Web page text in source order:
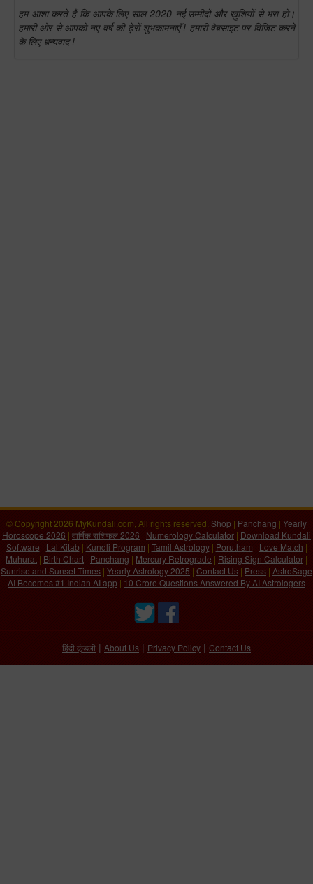
हम आशा करते हैं कि आपके लिए साल 2020 नई उम्मीदों और ख़ुशियों से भरा हो।
हमारी ओर से आपको नए वर्ष की ढ़ेरों शुभकामनाएँ ! हमारी वेबसाइट पर विजिट करने
के लिए धन्यवाद !
© Copyright 2026 MyKundali.com, All rights reserved. Shop | Panchang | Yearly
Horoscope 2026 | वार्षिक राशिफल 2026 | Numerology Calculator | Download Kundali
Software | Lal Kitab | Kundli Program | Tamil Astrology| Porutham | Love Match |
Muhurat | Birth Chart | Panchang | Mercury Retrograde | Rising Sign Calculator |
Sunrise and Sunset Times | Yearly Astrology 2025 | Contact Us | Press | AstroSage
AI Becomes #1 Indian AI app | 10 Crore Questions Answered By AI Astrologers
हिंदी कुंडली | About Us | Privacy Policy | Contact Us